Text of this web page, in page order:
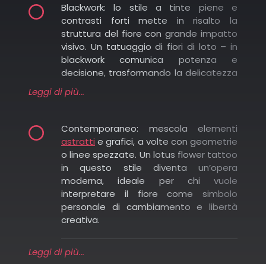
Egitto antico: collegato alla vita, al sole e alla
rinascita.
Cina e altre culture orientali: portafortuna e
Blackwork: lo stile a tinte piene e
contrasti forti mette in risalto la
struttura del fiore con grande impatto
visivo. Un tatuaggio di fiori di loto – in
blackwork comunica potenza e
decisione, trasformando la delicatezza
del soggetto in un simbolo di forza
interiore e stabilità.
Minimal e fine line: perfetto per chi
cerca eleganza e leggerezza. Linee
sottili e dettagli essenziali restituiscono
la purezza del fiore, rendendolo ideale
per piccoli tatuaggi discreti, come sul
polso o dietro l’orecchio. Questo
approccio valorizza il lato spirituale del
loto, legato alla semplicità e alla
chiarezza.
Leggi di più...
Contemporaneo: mescola elementi
astratti e grafici, a volte con geometrie
o linee spezzate. Un lotus flower tattoo
in questo stile diventa un’opera
moderna, ideale per chi vuole
interpretare il fiore come simbolo
personale di cambiamento e libertà
creativa.
Colored: il colore è spesso la scelta più
Leggi di più...